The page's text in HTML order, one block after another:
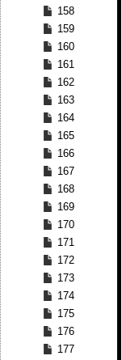
158
159
160
161
162
163
164
165
166
167
168
169
170
171
172
173
174
175
176
177